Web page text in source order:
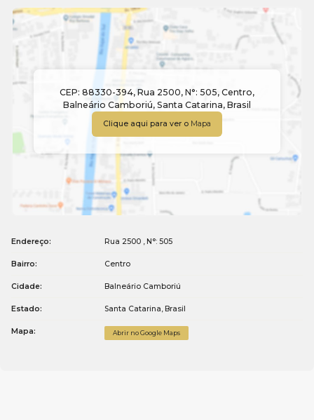
CEP: 88330-394, Rua 2500, N°: 505, Centro,
Balneário Camboriú, Santa Catarina, Brasil
Clique aqui para ver o Mapa
Endereço: Rua 2500 , N°: 505
Bairro: Centro
Cidade: Balneário Camboriú
Estado: Santa Catarina, Brasil
Mapa: Abrir no Google Maps